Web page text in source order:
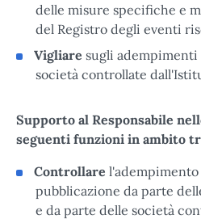
delle misure specifiche e
del Registro degli eventi
Vigliare sugli
società controllate
Supporto al Responsabile
seguenti funzioni in ambito
Controllare
pubblicazione da parte
e da parte delle società